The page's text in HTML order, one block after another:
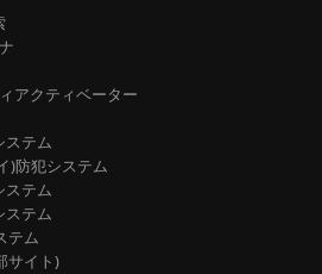
アクティベーター
ステム
)防犯システム
ステム
ステム
テム
サイト)